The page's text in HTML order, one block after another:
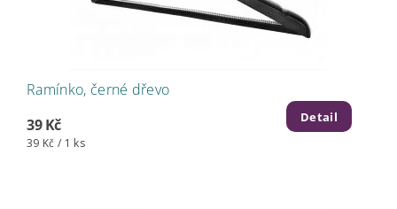
Ramínko, černé dřevo
39 Kč
39 Kč / 1 ks
Detail